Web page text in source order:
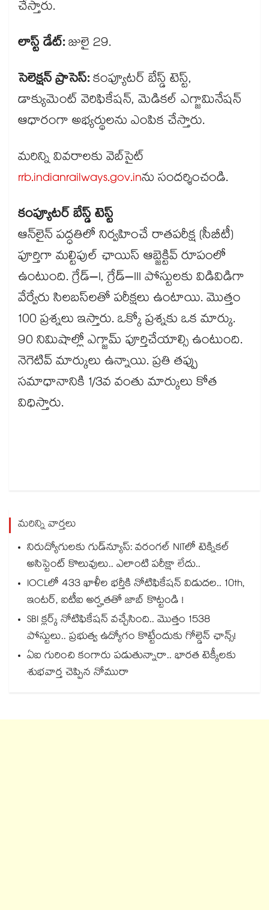
చేస్తారు.
లాస్ట్ డేట్:జులై 29.
సెలెక్షన్ ప్రాసెస్:కంప్యూటర్ బేస్డ్ టెస్ట్,
డాక్యుమెంట్ వెరిఫికేషన్, మెడికల్ ఎగ్జామినేషన్
ఆధారంగా అభ్యర్థులను ఎంపిక చేస్తారు.
మరిన్ని వివరాలకు వెబ్​సైట్
rrb.indianrailways.gov.inను సందర్శించండి.
కంప్యూటర్ బేస్డ్ టెస్ట్
ఆన్‌లైన్ పద్ధతిలో నిర్వహించే రాతపరీక్ష (సీబీటీ)
పూర్తిగా మల్టిపుల్ ఛాయిస్ ఆబ్జెక్టివ్ రూపంలో
ఉంటుంది. గ్రేడ్–I, గ్రేడ్–III పోస్టులకు విడివిడిగా
వేర్వేరు సిలబస్‌లతో పరీక్షలు ఉంటాయి. మొత్తం
100 ప్రశ్నలు ఇస్తారు. ఒక్కో ప్రశ్నకు ఒక మార్కు.
90 నిమిషాల్లో ఎగ్జామ్ పూర్తిచేయాల్సి ఉంటుంది.
నెగెటివ్ మార్కులు ఉన్నాయి. ప్రతి తప్పు
సమాధానానికి 1/3వ వంతు మార్కులు కోత
విధిస్తారు.
మరిన్ని వార్తలు
నిరుద్యోగులకు గుడ్‌న్యూస్: వరంగల్ NITలో టెక్నికల్
అసిస్టెంట్ కొలువులు.. ఎలాంటి పరీక్షా లేదు..
IOCLలో 433 ఖాళీల భర్తీకి నోటిఫికేషన్ విడుదల.. 10th,
ఇంటర్, ఐటీఐ అర్హతతో జాబ్ కొట్టండి !
SBI క్లర్క్ నోటిఫికేషన్ వచ్చేసింది.. మొత్తం 1538
పోస్టులు.. ప్రభుత్వ ఉద్యోగం కొట్టేందుకు గోల్డెన్ ఛాన్స్!
ఏఐ గురించి కంగారు పడుతున్నారా.. భారత టెక్కీలకు
శుభవార్త చెప్పిన నోమురా